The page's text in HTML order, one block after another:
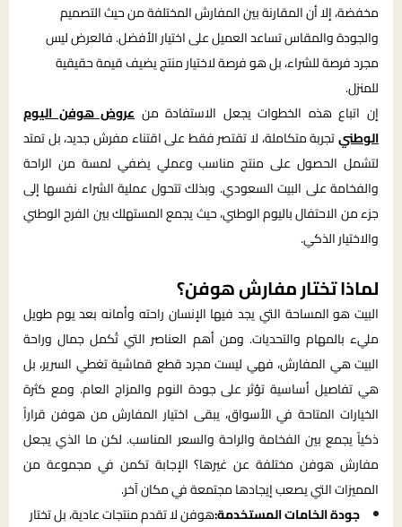
مخفضة، إلا أن المقارنة بين المفارش المختلفة من حيث التصميم
والجودة والمقاس تساعد العميل على اختيار الأفضل. فالعرض ليس
مجرد فرصة للشراء، بل هو فرصة لاختيار منتج يضيف قيمة حقيقية
للمنزل.
إن اتباع هذه الخطوات يجعل الاستفادة منعروض هوفن اليوم
الوطنيتجربة متكاملة، لا تقتصر فقط على اقتناء مفرش جديد، بل تمتد
لتشمل الحصول على منتج مناسب وعملي يضفي لمسة من الراحة
والفخامة على البيت السعودي. وبذلك تتحول عملية الشراء نفسها إلى
جزء من الاحتفال باليوم الوطني، حيث يجمع المستهلك بين الفرح الوطني
والاختيار الذكي.
لماذا تختار مفارش هوفن؟
البيت هو المساحة التي يجد فيها الإنسان راحته وأمانه بعد يوم طويل
مليء بالمهام والتحديات. ومن أهم العناصر التي تُكمل جمال وراحة
البيت هي المفارش، فهي ليست مجرد قطع قماشية تغطي السرير، بل
هي تفاصيل أساسية تؤثر على جودة النوم والمزاج العام. ومع كثرة
الخيارات المتاحة في الأسواق، يبقى اختيار المفارش من هوفن قراراً
ذكياً يجمع بين الفخامة والراحة والسعر المناسب. لكن ما الذي يجعل
مفارش هوفن مختلفة عن غيرها؟ الإجابة تكمن في مجموعة من
المميزات التي يصعب إيجادها مجتمعة في مكان آخر.
جودة الخامات المستخدمة:هوفن لا تقدم منتجات عادية، بل تختار